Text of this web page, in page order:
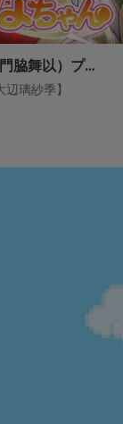
【鬼っ子ハンターついなちゃん】（CV：門脇舞以）プロジェクト！
璃紗季】